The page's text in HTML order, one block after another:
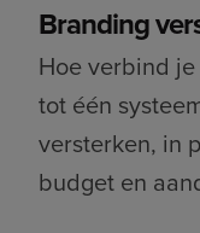
Branding
Hoe verbind
tot één
versterken, in
budget en